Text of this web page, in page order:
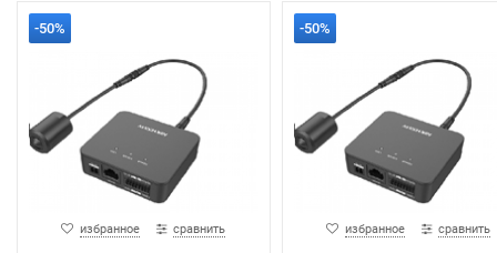
-50%
избранное сравнить
-50%
избранное сравнить